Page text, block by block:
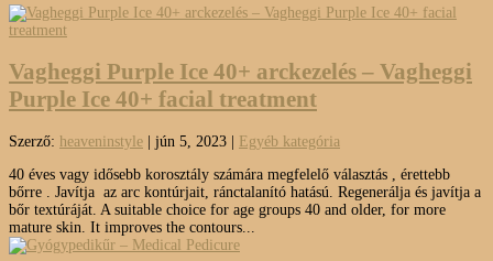
Vagheggi Purple Ice 40+ arckezelés – Vagheggi
Purple Ice 40+ facial treatment
Szerző: heaveninstyle jún 5, 2023
Egyéb kategória
40 éves vagy idősebb korosztály számára megfelelő választás , érettebb
bőrre . Javítja az arc kontúrjait, ránctalanító hatású. Regenerálja és javítja a
bőr textúráját. A suitable choice for age groups 40 and older, for more
mature skin. It improves the contours...